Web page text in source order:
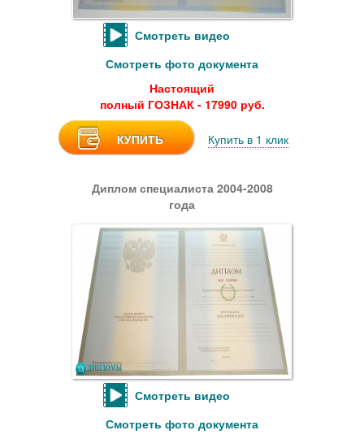
Смотреть видео
Смотреть фото документа
Настоящий
полный ГОЗНАК - 17990 руб.
КУПИТЬ Купить в 1 клик
Диплом специалиста 2004-2008
года
Смотреть видео
Смотреть фото документа